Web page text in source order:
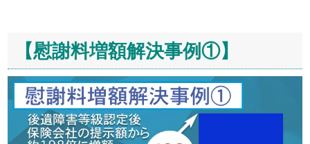
【慰謝料増額解決事例①】